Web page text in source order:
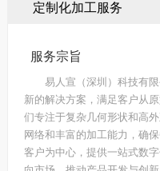
定制化加工服务
服务宗旨
易人宣（深圳）科技有
新的解决方案，满足客户从
们专注于复杂几何形状和高
网络和丰富的加工能力，确
客户为中心，提供一站式数